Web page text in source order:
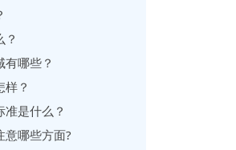
哪些？
？
是什么？
意哪些方面?